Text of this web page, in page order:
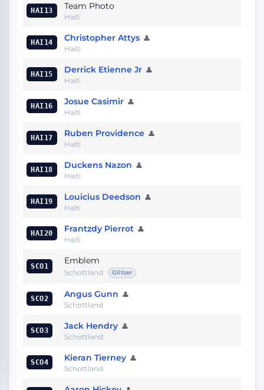
HAI13 Team Photo
Haiti
HAI14 Christopher Attys 👤
Haiti
HAI15 Derrick Etienne Jr 👤
Haiti
HAI16 Josue Casimir 👤
Haiti
HAI17 Ruben Providence 👤
Haiti
HAI18 Duckens Nazon 👤
Haiti
HAI19 Louicius Deedson 👤
Haiti
HAI20 Frantzdy Pierrot 👤
Haiti
SCO1
Emblem
Schottland Glitzer
SCO2 Angus Gunn 👤
Schottland
SCO3 Jack Hendry 👤
Schottland
SCO4 Kieran Tierney 👤
Schottland